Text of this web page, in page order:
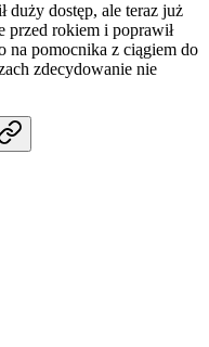
duży dostęp, ale teraz już
przed rokiem i poprawił
na pomocnika z ciągiem do
zdecydowanie nie